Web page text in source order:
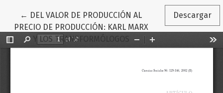
← Volver a los detalles del artículo
DEL VALOR DE PRODUCCIÓN AL
PRECIO DE PRODUCCIÓN: KARL MARX
Y LOS TRANSFORMÓLOGOS
Descargar